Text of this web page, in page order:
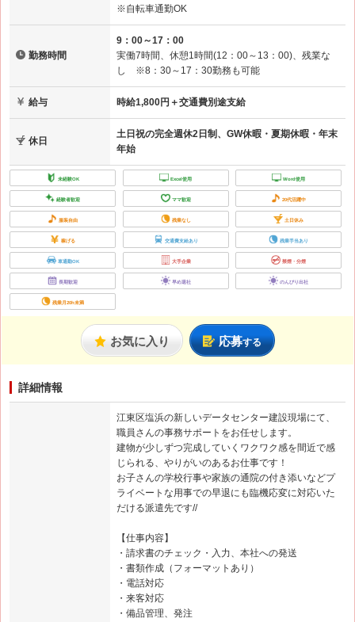
※自転車通勤OK
勤務時間
9：00～17：00
実働7時間、休憩1時間(12：00～13：00)、残業な
し ※8：30～17：30勤務も可能
給与 時給1,800円＋交通費別途支給
休日
土日祝の完全週休2日制、GW休暇・夏期休暇・年末
年始
未経験OK Excel使用 Word使用
経験者歓迎 ママ歓迎 20代活躍中
服装自由 残業なし 土日休み
稼げる 交通費支給あり 残業手当あり
車通勤OK 大手企業 禁煙・分煙
長期歓迎 早め退社 のんびり出社
残業月20h未満
お気に入り 応募する
詳細情報
江東区塩浜の新しいデータセンター建設現場にて、
職員さんの事務サポートをお任せします。
建物が少しずつ完成していくワクワク感を間近で感
じられる、やりがいのあるお仕事です！
お子さんの学校行事や家族の通院の付き添いなどプ
ライベートな用事での早退にも臨機応変に対応いた
だける派遣先です//
【仕事内容】
・請求書のチェック・入力、本社への発送
・書類作成（フォーマットあり）
・電話対応
・来客対応
・備品管理、発注